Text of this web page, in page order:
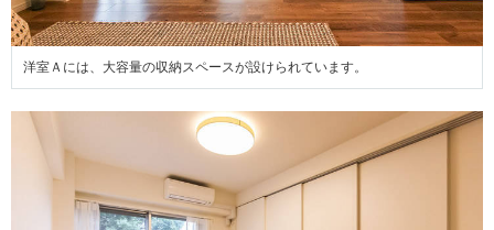
洋室Ａには、大容量の収納スペースが設けられています。